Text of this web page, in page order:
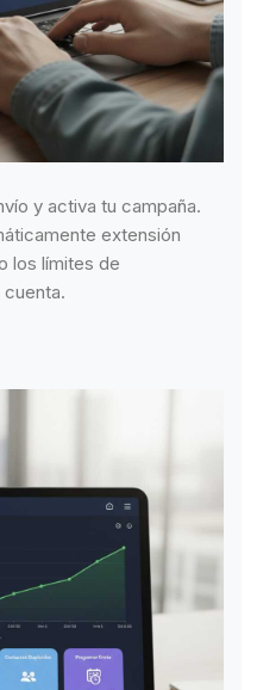
y activa tu campaña.
extensión
los límites de